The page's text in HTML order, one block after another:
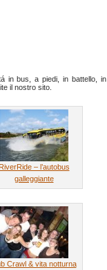
in bus, a piedi, in battello, in
il nostro sito.
RiverRide – l’autobus
galleggiante
Crawl & vita notturna